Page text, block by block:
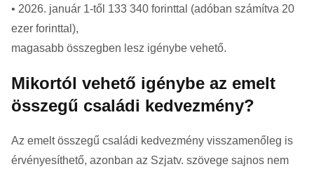
• 2026. január 1-től 133 340 forinttal (adóban számítva 20
ezer forinttal),
magasabb összegben lesz igénybe vehető.
Mikortól vehető igénybe az emelt
összegű családi kedvezmény?
Az emelt összegű családi kedvezmény visszamenőleg is
érvényesíthető, azonban az Szjatv. szövege sajnos nem